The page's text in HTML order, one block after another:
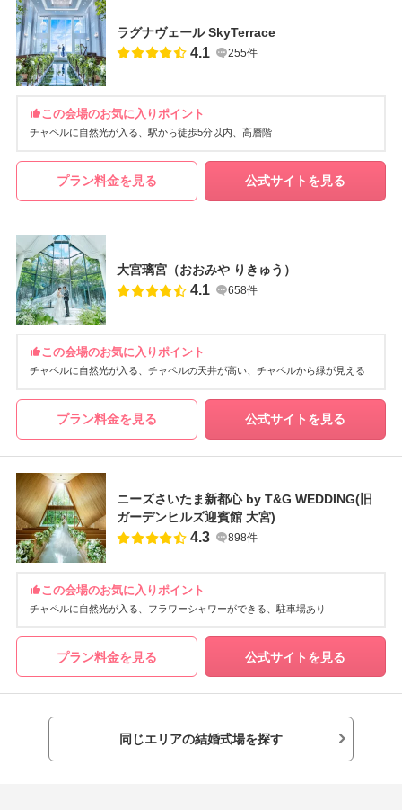
ラグナヴェール SkyTerrace
4.1 255件
この会場のお気に入りポイント
チャペルに自然光が入る 駅から徒歩5分以内 高層階
プラン料金を見る 公式サイトを見る
大宮璃宮（おおみや りきゅう）
4.1 658件
この会場のお気に入りポイント
チャペルに自然光が入る チャペルの天井が高い チャペルから緑が見える
プラン料金を見る 公式サイトを見る
ニーズさいたま新都心 by T&G WEDDING(旧
ガーデンヒルズ迎賓館 大宮)
4.3 898件
この会場のお気に入りポイント
チャペルに自然光が入る フラワーシャワーができる 駐車場あり
プラン料金を見る 公式サイトを見る
同じエリアの結婚式場を探す